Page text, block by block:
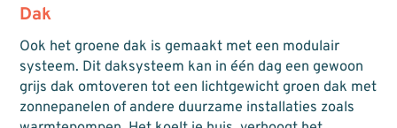
Dak
Ook het groene dak is gemaakt met een modulair
systeem. Dit daksysteem kan in één dag een gewoon
grijs dak omtoveren tot een lichtgewicht groen dak met
zonnepanelen of andere duurzame installaties zoals